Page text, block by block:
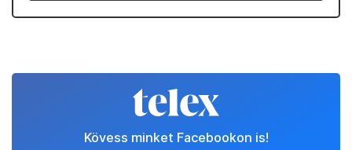
Kövess minket Facebookon is!